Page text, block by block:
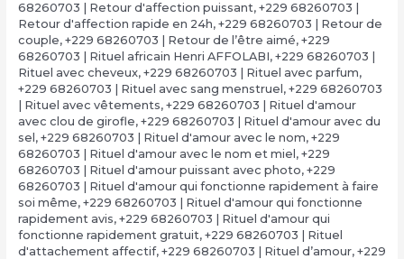
68260703 | Retour d'affection puissant, +229 68260703 |
Retour d'affection rapide en 24h, +229 68260703 | Retour de
couple, +229 68260703 | Retour de l’être aimé, +229
68260703 | Rituel africain Henri AFFOLABI, +229 68260703 |
Rituel avec cheveux, +229 68260703 | Rituel avec parfum,
+229 68260703 | Rituel avec sang menstruel , +229 68260703
| Rituel avec vêtements, +229 68260703 | Rituel d'amour
avec clou de girofle, +229 68260703 | Rituel d'amour avec du
sel , +229 68260703 | Rituel d'amour avec le nom, +229
68260703 | Rituel d'amour avec le nom et miel , +229
68260703 | Rituel d'amour puissant avec photo, +229
68260703 | Rituel d'amour qui fonctionne rapidement à faire
soi même, +229 68260703 | Rituel d'amour qui fonctionne
rapidement avis, +229 68260703 | Rituel d'amour qui
fonctionne rapidement gratuit, +229 68260703 | Rituel
d'attachement affectif, +229 68260703 | Rituel d’amour, +229